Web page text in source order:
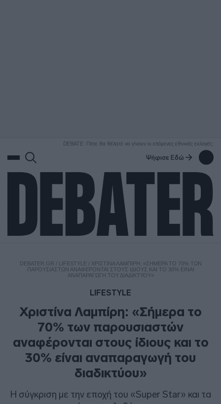
DEBATE: Πότε θα θέλατε να γίνουν οι επόμενες εθνικές εκλογές;
Ψήφισε Εδώ
DEBATER.GR / LIFESTYLE / ΧΡΙΣΤΊΝΑ ΛΑΜΠΊΡΗ: «ΣΉΜΕΡΑ ΤΟ 70% ΤΩΝ
ΠΑΡΟΥΣΙΑΣΤΏΝ ΑΝΑΦΈΡΟΝΤΑΙ ΣΤΟΥΣ ΊΔΙΟΥΣ ΚΑΙ ΤΟ 30% ΕΊΝΑΙ
ΑΝΑΠΑΡΑΓΩΓΉ ΤΟΥ ΔΙΑΔΙΚΤΎΟΥ»
LIFESTYLE
Χριστίνα Λαμπίρη: «Σήμερα το
70% των παρουσιαστών
αναφέρονται στους ίδιους και το
30% είναι αναπαραγωγή του
διαδικτύου»
Η σύγκριση με την εποχή του «Super Star» και τα